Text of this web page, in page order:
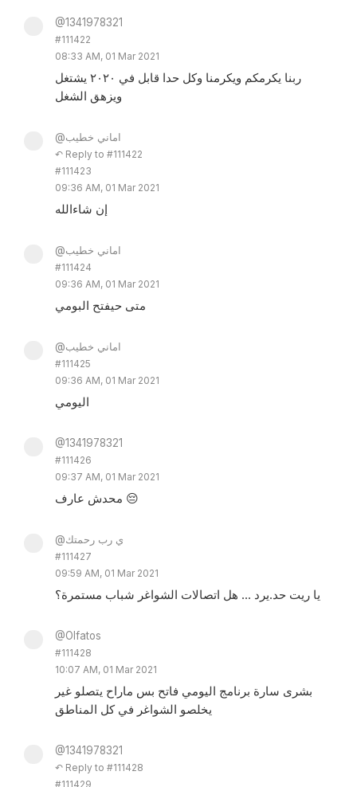
@1341978321
#111422
08:33 AM, 01 Mar 2021
ربنا يكرمكم ويكرمنا وكل حدا قابل في ٢٠٢٠ يشتغل
ويزهق الشغل
@اماني خطيب
↶ Reply to #111422
#111423
09:36 AM, 01 Mar 2021
إن شاءالله
@اماني خطيب
#111424
09:36 AM, 01 Mar 2021
متى حيفتح البومي
@اماني خطيب
#111425
09:36 AM, 01 Mar 2021
اليومي
@1341978321
#111426
09:37 AM, 01 Mar 2021
محدش عارف 😔
@ي رب رحمتك
#111427
09:59 AM, 01 Mar 2021
يا ريت حد.يرد ... هل اتصالات الشواغر شباب مستمرة؟
@Olfatos
#111428
10:07 AM, 01 Mar 2021
بشرى سارة برنامج اليومي فاتح بس ماراح يتصلو غير
يخلصو الشواغر في كل المناطق
@1341978321
↶ Reply to #111428
#111429